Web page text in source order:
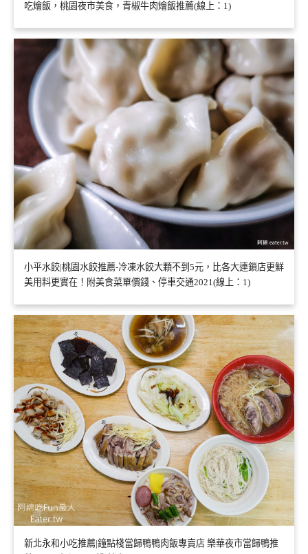
吃燴飯，桃園夜市美食，青椒牛肉燴飯推薦(線上：1)
小平水餃|桃園水餃推薦-冷凍水餃大顆不到5元，比各大連鎖店更鮮
美用料更實在！附美食菜單價錢、停車交通2021(線上：1)
新北永和小吃推薦|鐘點棧當歸鴨鴨肉飯專賣店 樂華夜市當歸鴨推